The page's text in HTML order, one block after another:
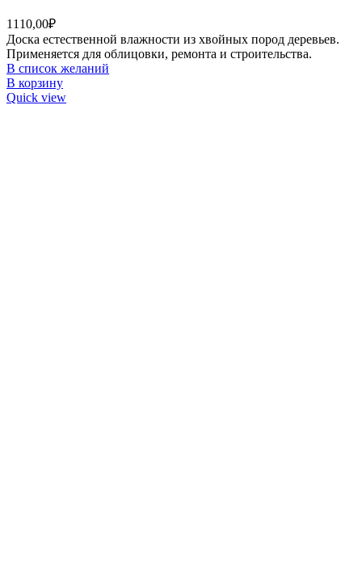
1110,00₽
Доска естественной влажности из хвойных пород деревьев.
Применяется для облицовки, ремонта и строительства.
В список желаний
В корзину
Quick view